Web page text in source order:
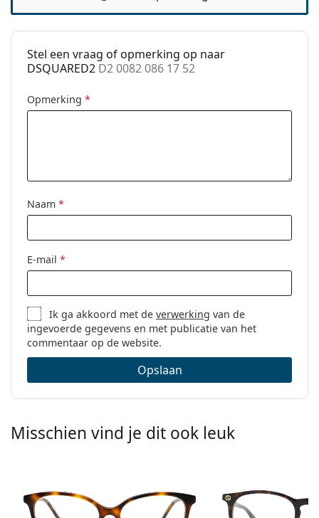
Clip-on:
No
Koker:
Ja
Overig
Merk:
Dsquared2
Code:
Stel een vraag of opmerking op naar
DSQUARED2 D2 0082 086 17 52
Opmerking *
Naam *
E-mail *
Ik ga akkoord met deverwerking van de
ingevoerde gegevens en met publicatie van het
commentaar op de website.
Opslaan
Misschien vind je dit ook leuk